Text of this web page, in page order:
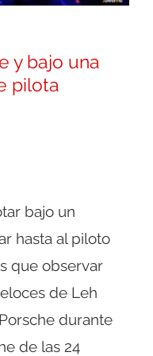
y bajo una
pilota
bajo un
hasta al piloto
que observar
de Leh
durante
de las 24